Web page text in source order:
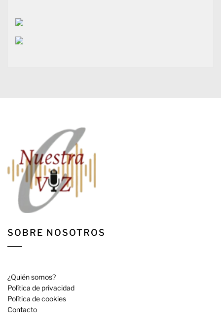
SOBRE NOSOTROS
¿Quién somos?
Política de privacidad
Política de cookies
Contacto